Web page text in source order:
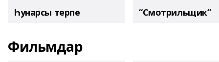
Һунарсы терпе “Смотрильщик”
Фильмдар